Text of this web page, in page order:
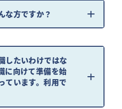
な方ですか？
したいわけではな
に向けて準備を始
ています。利用で